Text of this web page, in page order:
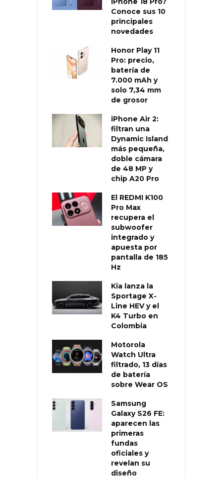
Conoce sus 10
principales
novedades
Honor Play 11
Pro: precio,
batería de
7.000 mAh y
solo 7,34 mm
de grosor
iPhone Air 2:
filtran una
Dynamic Island
más pequeña,
doble cámara
de 48 MP y
chip A20 Pro
El REDMI K100
Pro Max
recupera el
subwoofer
integrado y
apuesta por
pantalla de 185
Hz
Kia lanza la
Sportage X-
Line HEV y el
K4 Turbo en
Colombia
Motorola
Watch Ultra
filtrado, 13 días
de batería
sobre Wear OS
Samsung
Galaxy S26 FE:
aparecen las
primeras
fundas
oficiales y
revelan su
diseño